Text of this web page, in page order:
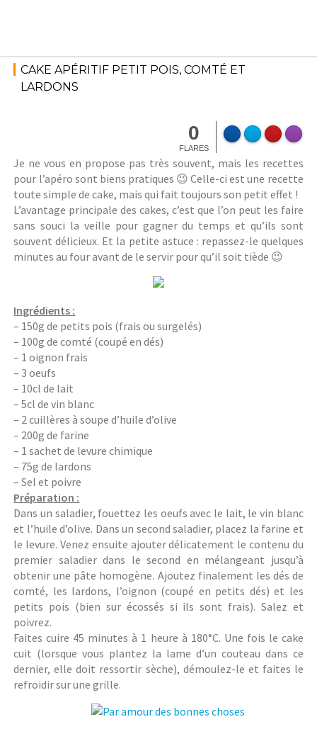
février
2015
p
h
a
n
i
e
M
U
n
g
o
r
z
e
d
CAKE APÉRITIF PETIT POIS, COMTÉ ET
LARDONS
0
FLARES
Je ne vous en propose pas très souvent, mais les recettes
pour l’apéro sont biens pratiques 😉 Celle-ci est une recette
toute simple de cake, mais qui fait toujours son petit effet !
L’avantage principale des cakes, c’est que l’on peut les faire
sans souci la veille pour gagner du temps et qu’ils sont
souvent délicieux. Et la petite astuce : repassez-le quelques
minutes au four avant de le servir pour qu’il soit tiède 😉
Ingrédients :
– 150g de petits pois (frais ou surgelés)
– 100g de comté (coupé en dés)
– 1 oignon frais
– 3 oeufs
– 10cl de lait
– 5cl de vin blanc
– 2 cuillères à soupe d’huile d’olive
– 200g de farine
– 1 sachet de levure chimique
– 75g de lardons
– Sel et poivre
Préparation :
Dans un saladier, fouettez les oeufs avec le lait, le vin blanc
et l’huile d’olive. Dans un second saladier, placez la farine et
le levure. Venez ensuite ajouter délicatement le contenu du
premier saladier dans le second en mélangeant jusqu’à
obtenir une pâte homogène. Ajoutez finalement les dés de
comté, les lardons, l’oignon (coupé en petits dés) et les
petits pois (bien sur écossés si ils sont frais). Salez et
poivrez.
Faites cuire 45 minutes à 1 heure à 180°C. Une fois le cake
cuit (lorsque vous plantez la lame d’un couteau dans ce
dernier, elle doit ressortir sèche), démoulez-le et faites le
refroidir sur une grille.